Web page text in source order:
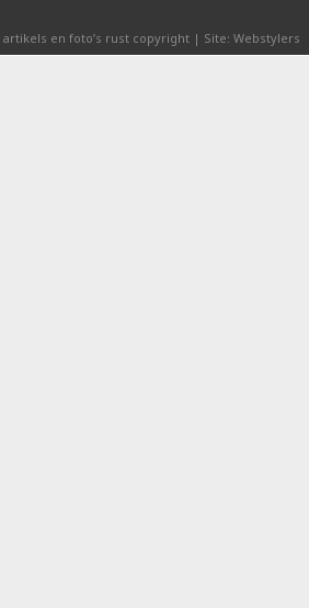
artikels en foto’s rust copyright | Site: Webstylers